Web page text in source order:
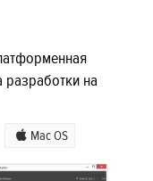
разработки на
Mac OS